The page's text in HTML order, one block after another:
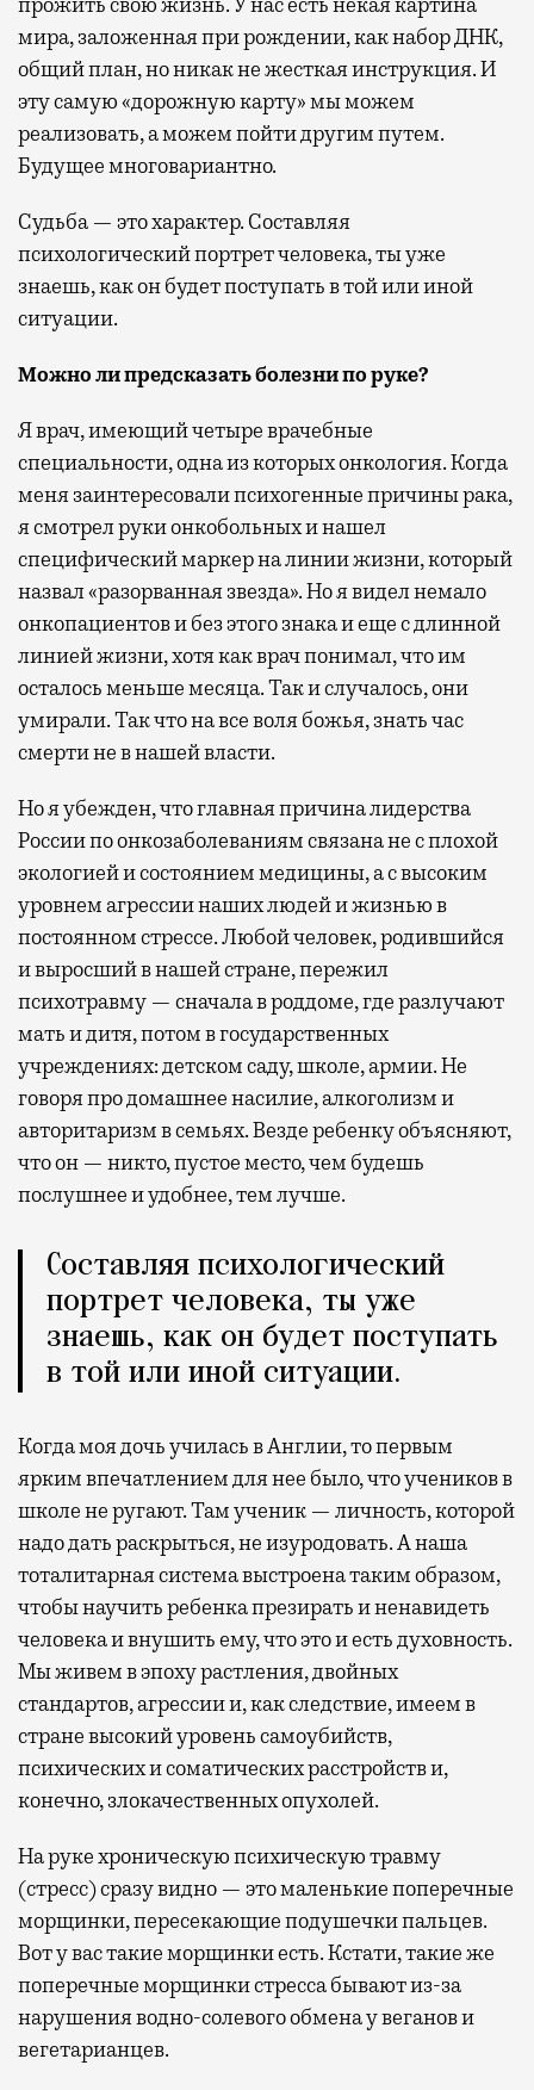
мира, заложенная при рождении, как набор ДНК,
общий план, но никак не жесткая инструкция. И
эту самую «дорожную карту» мы можем
реализовать, а можем пойти другим путем.
Будущее многовариантно.
Судьба — это характер. Составляя
психологический портрет человека, ты уже
знаешь, как он будет поступать в той или иной
ситуации.
Можно ли предсказать болезни по руке?
Я врач, имеющий четыре врачебные
специальности, одна из которых онкология. Когда
меня заинтересовали психогенные причины рака,
я смотрел руки онкобольных и нашел
специфический маркер на линии жизни, который
назвал «разорванная звезда». Но я видел немало
онкопациентов и без этого знака и еще с длинной
линией жизни, хотя как врач понимал, что им
осталось меньше месяца. Так и случалось, они
умирали. Так что на все воля божья, знать час
смерти не в нашей власти.
Но я убежден, что главная причина лидерства
России по онкозаболеваниям связана не с плохой
экологией и состоянием медицины, а с высоким
уровнем агрессии наших людей и жизнью в
постоянном стрессе. Любой человек, родившийся
и выросший в нашей стране, пережил
психотравму — сначала в роддоме, где разлучают
мать и дитя, потом в государственных
учреждениях: детском саду, школе, армии. Не
говоря про домашнее насилие, алкоголизм и
авторитаризм в семьях. Везде ребенку объясняют,
что он — никто, пустое место, чем будешь
послушнее и удобнее, тем лучше.
Составляя психологический
портрет человека, ты уже
знаешь, как он будет поступать
в той или иной ситуации.
Когда моя дочь училась в Англии, то первым
ярким впечатлением для нее было, что учеников в
школе не ругают. Там ученик — личность, которой
надо дать раскрыться, не изуродовать. А наша
тоталитарная система выстроена таким образом,
чтобы научить ребенка презирать и ненавидеть
человека и внушить ему, что это и есть духовность.
Мы живем в эпоху растления, двойных
стандартов, агрессии и, как следствие, имеем в
стране высокий уровень самоубийств,
психических и соматических расстройств и,
конечно, злокачественных опухолей.
На руке хроническую психическую травму
(стресс) сразу видно — это маленькие поперечные
морщинки, пересекающие подушечки пальцев.
Вот у вас такие морщинки есть. Кстати, такие же
поперечные морщинки стресса бывают из-за
нарушения водно-солевого обмена у веганов и
вегетарианцев.